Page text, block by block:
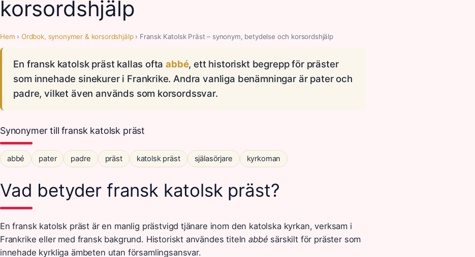
korsordshjälp
Hem › Ordbok, synonymer & korsordshjälp› Fransk Katolsk Präst – synonym, betydelse och korsordshjälp
En fransk katolsk präst kallas oftaabbé, ett historiskt begrepp för präster
som innehade sinekurer i Frankrike. Andra vanliga benämningar är pater och
padre, vilket även används som korsordssvar.
Synonymer till fransk katolsk präst
abbé pater padre präst katolsk präst själasörjare kyrkoman
Vad betyder fransk katolsk präst?
En fransk katolsk präst är en manlig prästvigd tjänare inom den katolska kyrkan, verksam i
Frankrike eller med fransk bakgrund. Historiskt användes titelnabbé särskilt för präster som
innehade kyrkliga ämbeten utan församlingsansvar.